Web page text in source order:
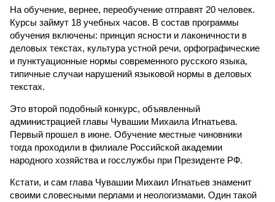
На обучение, вернее, переобучение отправят 20 человек.
Курсы займут 18 учебных часов. В состав программы
обучения включены: принцип ясности и лаконичности в
деловых текстах, культура устной речи, орфографические
и пунктуационные нормы современного русского языка,
типичные случаи нарушений языковой нормы в деловых
текстах.
Это второй подобный конкурс, объявленный
администрацией главы Чувашии Михаила Игнатьева.
Первый прошел в июне. Обучение местные чиновники
тогда проходили в филиале Российской академии
народного хозяйства и госслужбы при Президенте РФ.
Кстати, и сам глава Чувашии Михаил Игнатьев знаменит
своими словесными перлами и неологизмами. Один такой